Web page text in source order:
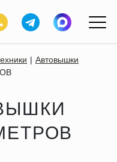
Автовышки